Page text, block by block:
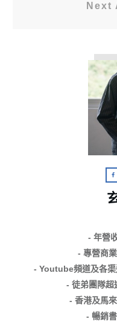
Next
- 年營
- 專營商
- Youtube頻道及各
- 徒弟團隊超
- 香港及馬
- 暢銷